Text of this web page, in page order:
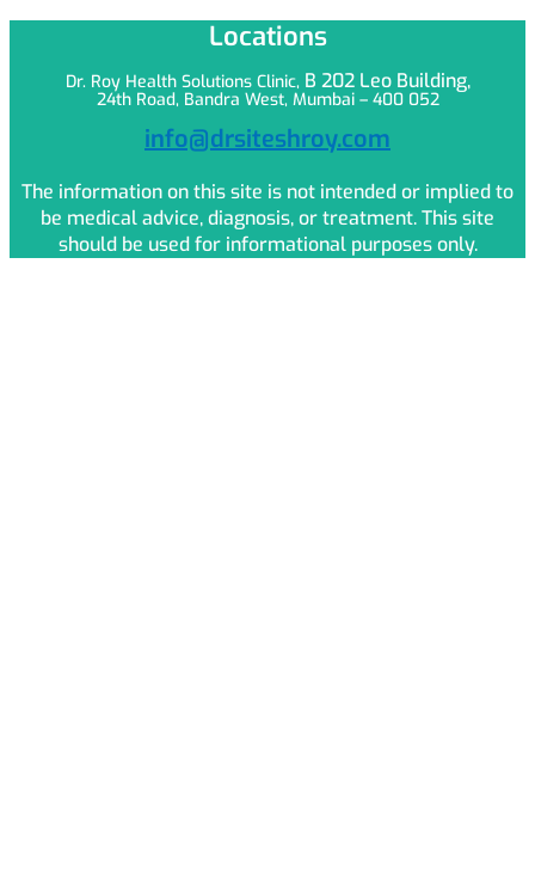
Locations
Dr. Roy Health Solutions Clinic, B 202 Leo Building,
24th Road, Bandra West, Mumbai – 400 052
info@drsiteshroy.com
The information on this site is not intended or implied to
be medical advice, diagnosis, or treatment. This site
should be used for informational purposes only.